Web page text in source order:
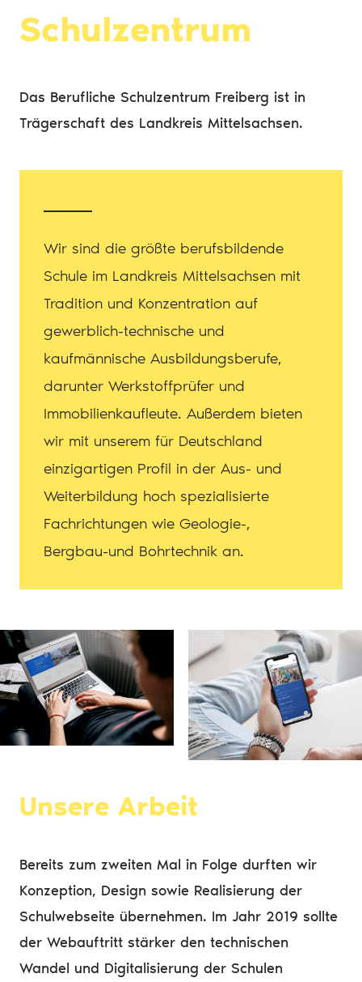
Schulzentrum
Das Berufliche Schulzentrum Freiberg ist in
Trägerschaft des Landkreis Mittelsachsen.
Wir sind die größte berufsbildende
Schule im Landkreis Mittelsachsen mit
Tradition und Konzentration auf
gewerblich-technische und
kaufmännische Ausbildungsberufe,
darunter Werkstoffprüfer und
Immobilienkaufleute. Außerdem bieten
wir mit unserem für Deutschland
einzigartigen Profil in der Aus- und
Weiterbildung hoch spezialisierte
Fachrichtungen wie Geologie-,
Bergbau-und Bohrtechnik an.
Unsere Arbeit
Bereits zum zweiten Mal in Folge durften wir
Konzeption, Design sowie Realisierung der
Schulwebseite übernehmen. Im Jahr 2019 sollte
der Webauftritt stärker den technischen
Wandel und Digitalisierung der Schulen